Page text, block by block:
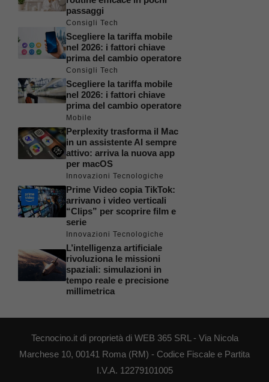
passaggi
Consigli Tech
Scegliere la tariffa mobile
nel 2026: i fattori chiave
prima del cambio operatore
Consigli Tech
Scegliere la tariffa mobile
nel 2026: i fattori chiave
prima del cambio operatore
Mobile
Perplexity trasforma il Mac
in un assistente AI sempre
attivo: arriva la nuova app
per macOS
Innovazioni Tecnologiche
Prime Video copia TikTok:
arrivano i video verticali
“Clips” per scoprire film e
serie
Innovazioni Tecnologiche
L’intelligenza artificiale
rivoluziona le missioni
spaziali: simulazioni in
tempo reale e precisione
millimetrica
Tecnocino.it di proprietà di WEB 365 SRL - Via Nicola
Marchese 10, 00141 Roma (RM) - Codice Fiscale e Partita
I.V.A. 12279101005